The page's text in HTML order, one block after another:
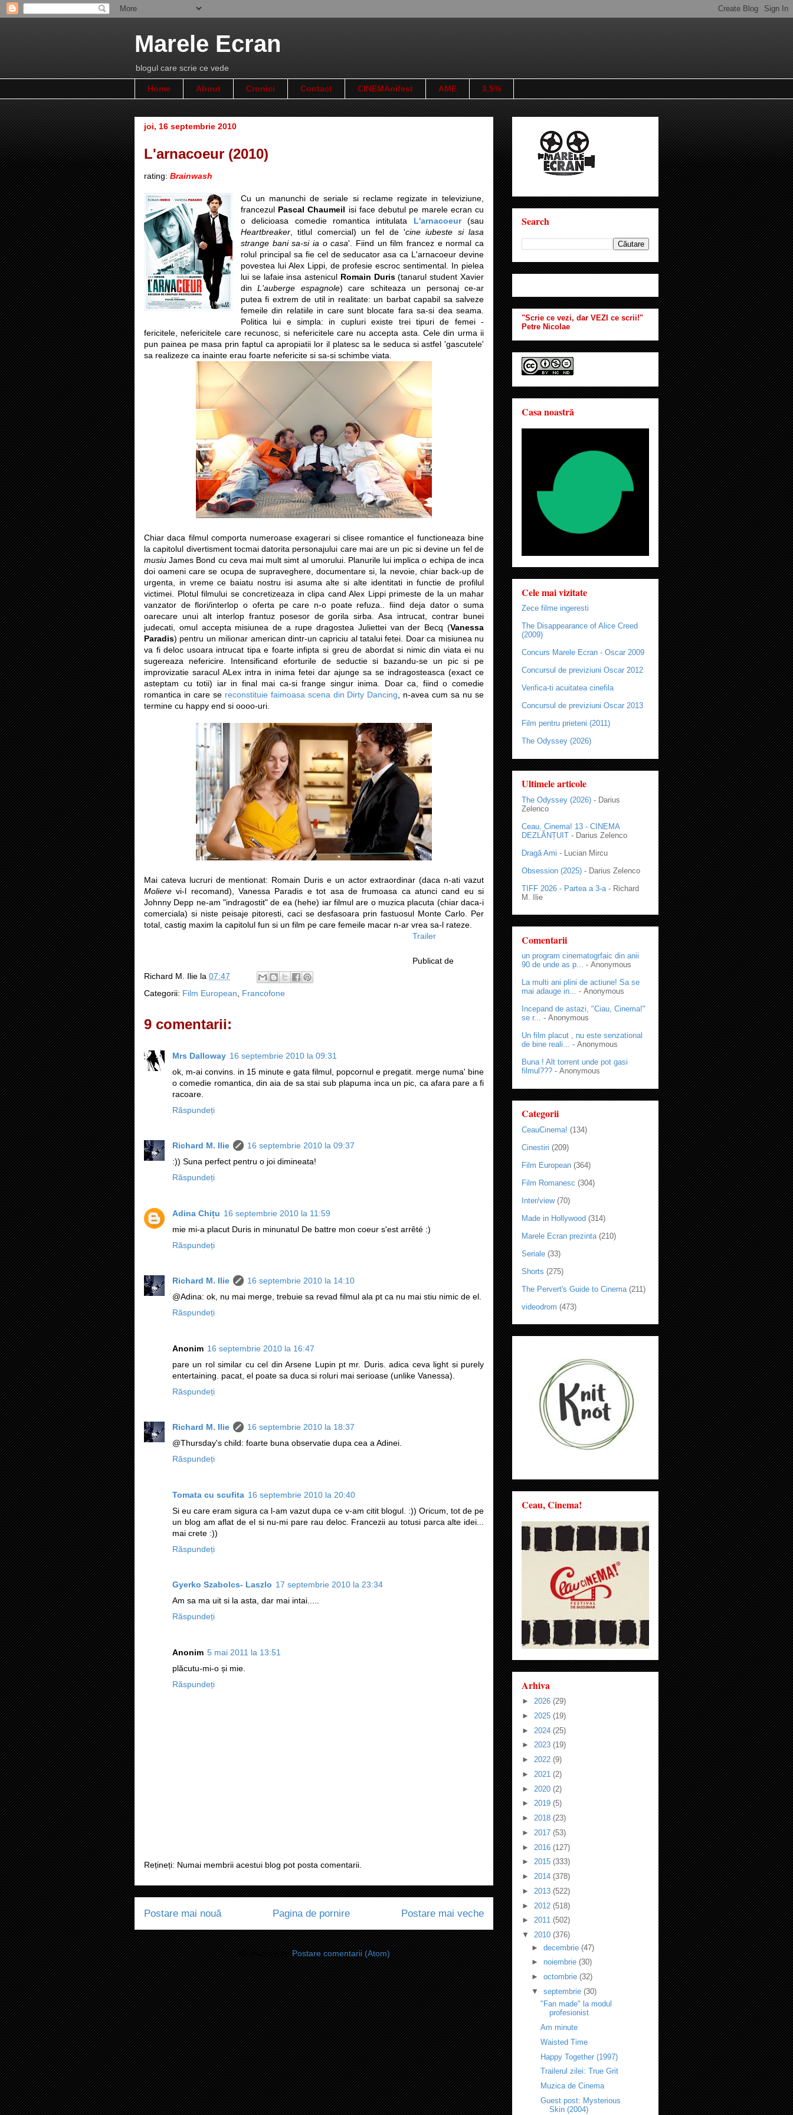
Marele Ecran
blogul care scrie ce vede
Home About Cronici Contact CINEMAnifest AME 3,5%
joi, 16 septembrie 2010
L'arnacoeur (2010)
rating: Brainwash
Cu un manunchi de seriale si reclame regizate in televiziune,
francezul Pascal Chaumeil isi face debutul pe marele ecran cu
o delicioasa comedie romantica intitulata L'arnacoeur(sau
Heartbreaker , titlul comercial) un fel de 'cine iubeste si lasa
strange bani sa-si ia o casa'. Fiind un film francez e normal ca
rolul principal sa fie cel de seducator asa ca L'arnacoeur devine
povestea lui Alex Lippi, de profesie escroc sentimental. In pielea
lui se lafaie insa astenicul Romain Duris(tanarul student Xavier
dinL'auberge espagnole) care schiteaza un personaj ce-ar
putea fi extrem de util in realitate: un barbat capabil sa salveze
femeile din relatiile in care sunt blocate fara sa-si dea seama.
Politica lui e simpla: in cupluri existe trei tipuri de femei -
fericitele, nefericitele care recunosc, si nefericitele care nu accepta asta. Cele din urma ii
pun painea pe masa prin faptul ca apropiatii lor il platesc sa le seduca si astfel 'gascutele'
sa realizeze ca inainte erau foarte nefericite si sa-si schimbe viata.
Chiar daca filmul comporta numeroase exagerari si clisee romantice el functioneaza bine
la capitolul divertisment tocmai datorita personajului care mai are un pic si devine un fel de
musiu James Bond cu ceva mai mult simt al umorului. Planurile lui implica o echipa de inca
doi oameni care se ocupa de supraveghere, documentare si, la nevoie, chiar back-up de
urgenta, in vreme ce baiatu nostru isi asuma alte si alte identitati in functie de profilul
victimei. Plotul filmului se concretizeaza in clipa cand Alex Lippi primeste de la un mahar
vanzator de flori/interlop o oferta pe care n-o poate refuza.. fiind deja dator o suma
oarecare unui alt interlop frantuz posesor de gorila sirba. Asa intrucat, contrar bunei
judecati, omul accepta misiunea de a rupe dragostea Juliettei van der Becq (Vanessa
Paradis) pentru un milionar american dintr-un capriciu al tatalui fetei. Doar ca misiunea nu
va fi deloc usoara intrucat tipa e foarte infipta si greu de abordat si nimic din viata ei nu
sugereaza nefericire. Intensificand eforturile de seductie si bazandu-se un pic si pe
improvizatie saracul ALex intra in inima fetei dar ajunge sa se indragosteasca (exact ce
asteptam cu totii) iar in final mai ca-si frange singur inima. Doar ca, fiind o comedie
romantica in care se reconstituie faimoasa scena din Dirty Dancing , n-avea cum sa nu se
termine cu happy end si oooo-uri.
Mai cateva lucruri de mentionat: Romain Duris e un actor extraordinar (daca n-ati vazut
Moliere vi-l recomand), Vanessa Paradis e tot asa de frumoasa ca atunci cand eu si
Johnny Depp ne-am "indragostit" de ea (hehe) iar filmul are o muzica placuta (chiar daca-i
comerciala) si niste peisaje pitoresti, caci se desfasoara prin fastuosul Monte Carlo. Per
total, castig maxim la capitolul fun si un film pe care femeile macar n-ar vrea sa-l rateze.
Trailer
Publicat de
Richard M. Ilie la 07:47
Categorii: Film European Francofone
9 comentarii:
Mrs Dalloway 16 septembrie 2010 la 09:31
ok, m-ai convins. in 15 minute e gata filmul, popcornul e pregatit. merge numa' bine
o comedie romantica, din aia de sa stai sub plapuma inca un pic, ca afara pare a fi
racoare.
Răspundeți
Richard M. Ilie
16 septembrie 2010 la 09:37
:)) Suna perfect pentru o joi dimineata!
Răspundeți
Adina Chițu 16 septembrie 2010 la 11:59
mie mi-a placut Duris in minunatul De battre mon coeur s'est arrêté :)
Răspundeți
Richard M. Ilie
16 septembrie 2010 la 14:10
@Adina: ok, nu mai merge, trebuie sa revad filmul ala pt ca nu mai stiu nimic de el.
Răspundeți
Anonim 16 septembrie 2010 la 16:47
pare un rol similar cu cel din Arsene Lupin pt mr. Duris. adica ceva light si purely
entertaining. pacat, el poate sa duca si roluri mai serioase (unlike Vanessa).
Răspundeți
Richard M. Ilie
16 septembrie 2010 la 18:37
@Thursday's child: foarte buna observatie dupa cea a Adinei.
Răspundeți
Tomata cu scufita 16 septembrie 2010 la 20:40
Si eu care eram sigura ca l-am vazut dupa ce v-am citit blogul. :)) Oricum, tot de pe
un blog am aflat de el si nu-mi pare rau deloc. Francezii au totusi parca alte idei...
mai crete :))
Răspundeți
Gyerko Szabolcs- Laszlo 17 septembrie 2010 la 23:34
Am sa ma uit si la asta, dar mai intai.....
Răspundeți
Anonim 5 mai 2011 la 13:51
plăcutu-mi-o și mie.
Răspundeți
Rețineți: Numai membrii acestui blog pot posta comentarii.
Postare mai nouă Postare mai veche
Pagina de pornire
Abonați-vă la:Postare comentarii (Atom)
Search
"Scrie ce vezi, dar VEZI ce scrii!"
Petre Nicolae
Casa noastră
Cele mai vizitate
Zece filme ingeresti
The Disappearance of Alice Creed
(2009)
Concurs Marele Ecran - Oscar 2009
Concursul de previziuni Oscar 2012
Verifica-ti acuitatea cinefila
Concursul de previziuni Oscar 2013
Film pentru prieteni (2011)
The Odyssey (2026)
Ultimele articole
The Odyssey (2026) - Darius
Zelenco
Ceau, Cinema! 13 - CINEMA
DEZLĂNȚUIT - Darius Zelenco
Dragă Ami - Lucian Mircu
Obsession (2025) - Darius Zelenco
TIFF 2026 - Partea a 3-a - Richard
M. Ilie
Comentarii
un program cinematogrfaic din anii
90 de unde as p... - Anonymous
La multi ani plini de actiune! Sa se
mai adauge in... - Anonymous
Incepand de astazi, "Ciau, Cinema!"
se r... - Anonymous
Un film placut , nu este senzational
de bine reali... - Anonymous
Buna ! Alt torrent unde pot gasi
filmul??? - Anonymous
Categorii
CeauCinema! (134)
Cinestiri (209)
Film European (364)
Film Romanesc (304)
Inter/view (70)
Made in Hollywood (314)
Marele Ecran prezinta (210)
Seriale (33)
Shorts (275)
The Pervert's Guide to Cinema (211)
videodrom (473)
Ceau, Cinema!
Arhiva
► 2026 (29)
► 2025 (19)
► 2024 (25)
► 2023 (19)
► 2022 (9)
► 2021 (2)
► 2020 (2)
► 2019 (5)
► 2018 (23)
► 2017 (53)
► 2016 (127)
► 2015 (333)
► 2014 (378)
► 2013 (522)
► 2012 (518)
► 2011 (502)
▼ 2010 (376)
► decembrie (47)
► noiembrie (30)
► octombrie (32)
▼ septembrie (30)
"Fan made" la modul
profesionist
Am minute
Waisted Time
Happy Together (1997)
Trailerul zilei: True Grit
Muzica de Cinema
Guest post: Mysterious
Skin (2004)